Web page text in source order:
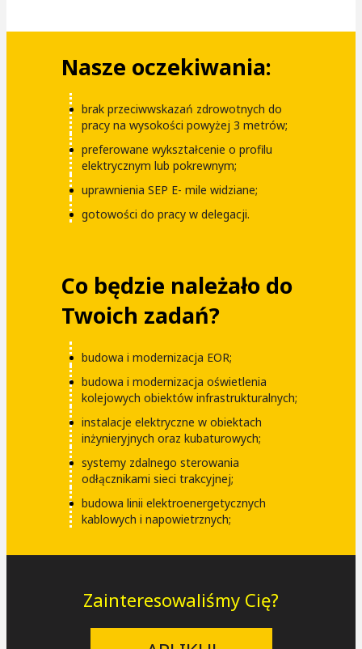
Nasze oczekiwania:
brak przeciwwskazań zdrowotnych do
pracy na wysokości powyżej 3 metrów;
preferowane wykształcenie o profilu
elektrycznym lub pokrewnym;
uprawnienia SEP E- mile widziane;
gotowości do pracy w delegacji.
Co będzie należało do
Twoich zadań?
budowa i modernizacja EOR;
budowa i modernizacja oświetlenia
kolejowych obiektów infrastrukturalnych;
instalacje elektryczne w obiektach
inżynieryjnych oraz kubaturowych;
systemy zdalnego sterowania
odłącznikami sieci trakcyjnej;
budowa linii elektroenergetycznych
kablowych i napowietrznych;
Zainteresowaliśmy Cię?